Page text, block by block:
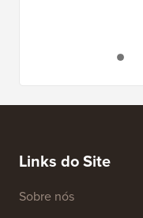
Links do Site
Sobre nós